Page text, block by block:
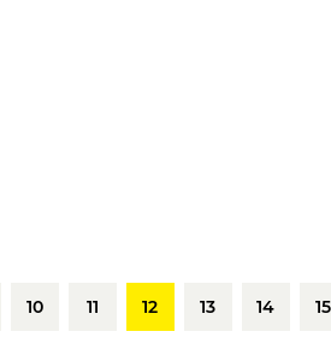
10 11 12 13 14 15